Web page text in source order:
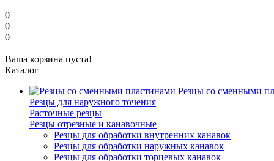
0
0
0
Ваша корзина пуста!
Каталог
Резцы со сменными
Резцы для наружного точения
Расточные резцы
Резцы отрезные и канавочные
Резцы для обработки внутренних канавок
Резцы для обработки наружных канавок
Резцы для обработки торцевых канавок